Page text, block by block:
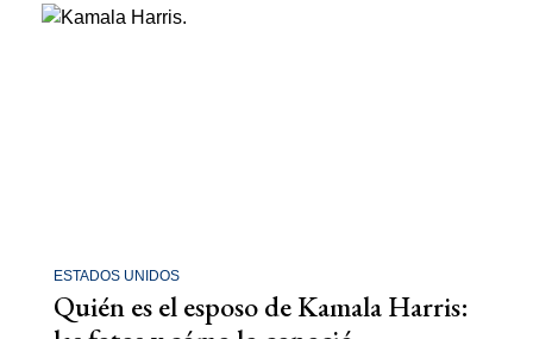
ESTADOS UNIDOS
Quién es el esposo de Kamala Harris: